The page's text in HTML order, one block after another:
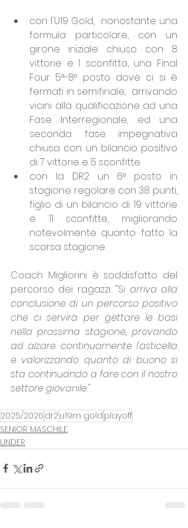
con l'U19 Gold,  nonostante una
formula particolare, con un
girone iniziale chiuso con 8
vittorie e 1 sconfitta, una Final
Four 5°-8° posto dove ci si è
fermati in semifinale,  arrivando
vicini alla qualificazione ad una
Fase Interregionale, ed una
seconda fase impegnativa
chiusa con un bilancio positivo
di 7 vittorie e 5 sconfitte.
con la DR2 un 6° posto in
stagione regolare con 38 punti,
figlio di un bilancio di 19 vittorie
e 11 sconfitte, migliorando
notevolmente quanto fatto la
scorsa stagione.
Coach Migliorini è soddisfatto del
percorso dei ragazzi: "Si arriva alla
conclusione di un percorso positivo
che ci servirà per gettare le basi
nella prossima stagione, provando
ad alzare continuamente l'asticella
e valorizzando quanto di buono si
sta continuando a fare con il nostro
settore giovanile."
2025/2026 dr2 u19m gold playoff
SENIOR MASCHILE
UNDER